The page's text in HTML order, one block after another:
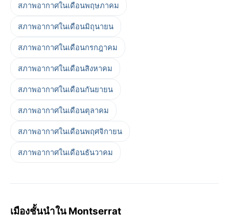
สภาพอากาศในเดือนพฤษภาคม
สภาพอากาศในเดือนมิถุนายน
สภาพอากาศในเดือนกรกฎาคม
สภาพอากาศในเดือนสิงหาคม
สภาพอากาศในเดือนกันยายน
สภาพอากาศในเดือนตุลาคม
สภาพอากาศในเดือนพฤศจิกายน
สภาพอากาศในเดือนธันวาคม
เมืองชั้นนำใน Montserrat